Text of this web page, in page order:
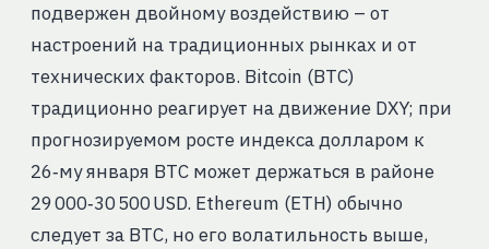
подвержен двойному воздействию – от
настроений на традиционных рынках и от
технических факторов. Bitcoin (BTC)
традиционно реагирует на движение DXY; при
прогнозируемом росте индекса долларом к
26‑му января BTC может держаться в районе
29 000‑30 500 USD. Ethereum (ETH) обычно
следует за BTC, но его волатильность выше,